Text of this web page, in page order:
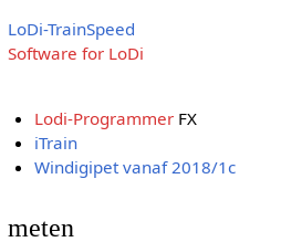
LoDi-TrainSpeed
Software for LoDi
Lodi-Programmer FX
iTrain
Windigipet vanaf 2018/1c
meten